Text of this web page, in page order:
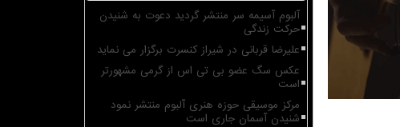
آلبوم آسیمه سر منتشر گردید دعوت به شنیدن
حرکت زندگی
علیرضا قربانی در شیراز کنسرت برگزار می نماید
عکس سگ عضو بی تی اس از گرمی مشهورتر
است
مرکز موسیقی حوزه هنری آلبوم منتشر نمود
شنیدن آسمان جاری است